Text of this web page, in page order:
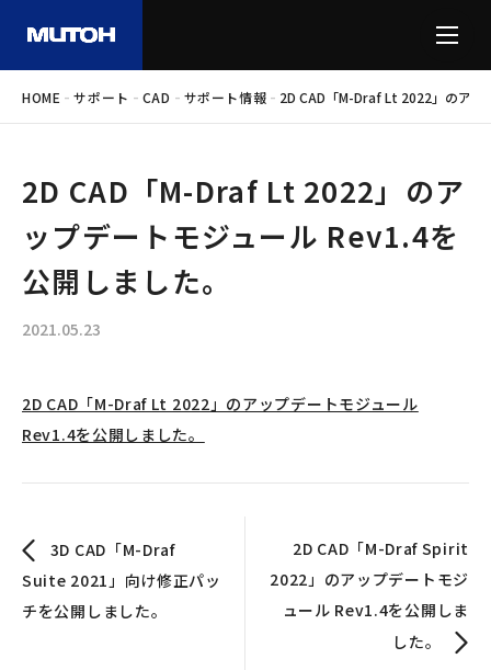
HOME -サポート - CAD - サポート情報 - 2D CAD「M-Draf Lt 2022」のアッ
2D CAD「M-Draf Lt 2022」のア
ップデートモジュール Rev1.4を
公開しました。
2021.05.23
2D CAD「M-Draf Lt 2022」のアップデートモジュール
Rev1.4を公開しました。
3D CAD「M-Draf
Suite 2021」向け修正パッ
チを公開しました。
2D CAD「M-Draf Spirit
2022」のアップデートモジ
ュール Rev1.4を公開しま
した。